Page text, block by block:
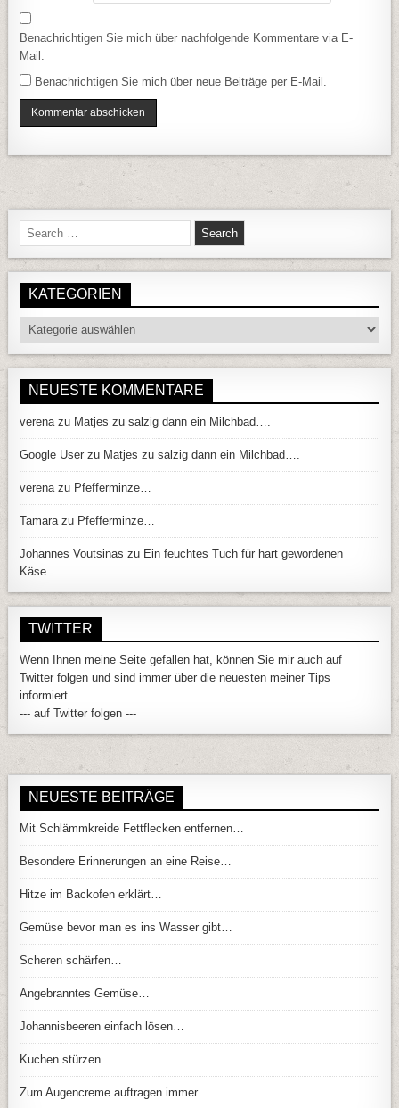
Benachrichtigen Sie mich über nachfolgende Kommentare via E-
Mail.
Benachrichtigen Sie mich über neue Beiträge per E-Mail.
Search for:
KATEGORIEN
Kategorien
NEUESTE KOMMENTARE
verenazu Matjes zu salzig dann ein Milchbad….
Google User zu Matjes zu salzig dann ein Milchbad….
verenazu Pfefferminze…
Tamarazu Pfefferminze…
Johannes Voutsinas zu Ein feuchtes Tuch für hart gewordenen
Käse…
TWITTER
Wenn Ihnen meine Seite gefallen hat, können Sie mir auch auf
Twitter folgen und sind immer über die neuesten meiner Tips
informiert.
--- auf Twitter folgen ---
NEUESTE BEITRÄGE
Mit Schlämmkreide Fettflecken entfernen…
Besondere Erinnerungen an eine Reise…
Hitze im Backofen erklärt…
Gemüse bevor man es ins Wasser gibt…
Scheren schärfen…
Angebranntes Gemüse…
Johannisbeeren einfach lösen…
Kuchen stürzen…
Zum Augencreme auftragen immer…